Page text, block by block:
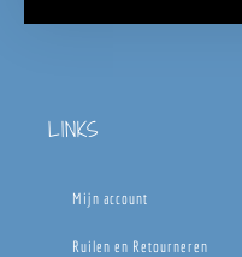
LINKS
Mijn account
Ruilen en Retourneren